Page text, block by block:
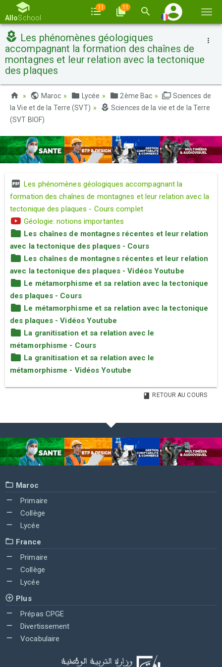
la
AlloSchool
11 11
Les phénomènes géologiques
accompagnant la formation des chaînes de
montagnes et leur relation avec la tectonique
des plaques
Maroc Lycée 2ème Bac
Sciences de
la Vie et de la Terre (SVT)
Sciences de la vie et de la Terre
(SVT BIOF)
Les phénomènes géologiques accompagnant la
formation des chaînes de montagnes et leur relation avec la
tectonique des plaques - Cours complet
Géologie: notions importantes
Les chaînes de montagnes récentes et leur relation
avec la tectonique des plaques - Cours
Les chaînes de montagnes récentes et leur relation
avec la tectonique des plaques - Vidéos Youtube
Le métamorphisme et sa relation avec la tectonique
des plaques - Cours
Le métamorphisme et sa relation avec la tectonique
des plaques - Vidéos Youtube
La granitisation et sa relation avec le
métamorphisme - Cours
La granitisation et sa relation avec le
métamorphisme - Vidéos Youtube
RETOUR AU COURS
Maroc
Primaire
Collège
Lycée
France
Primaire
Collège
Lycée
Plus
Prépas CPGE
Divertissement
Vocabulaire